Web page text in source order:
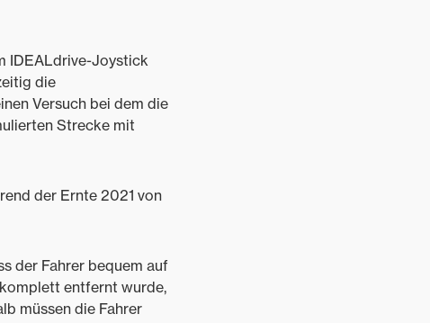
IDEALdrive-Joystick
die
Versuch bei dem die
Strecke mit
der Ernte 2021 von
der Fahrer bequem auf
entfernt wurde,
müssen die Fahrer